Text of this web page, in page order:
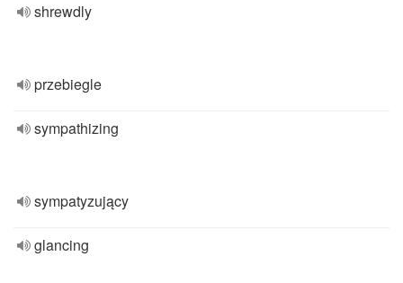
shrewdly
przebiegle
sympathizing
sympatyzujący
glancing